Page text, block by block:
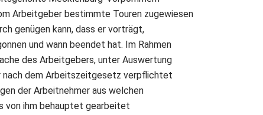
Arbeitgeber bestimmte Touren zugewiesen
genügen kann, dass er vorträgt,
und wann beendet hat. Im Rahmen
des Arbeitgebers, unter Auswertung
nach dem Arbeitszeitgesetz verpflichtet
der Arbeitnehmer aus welchen
von ihm behauptet gearbeitet